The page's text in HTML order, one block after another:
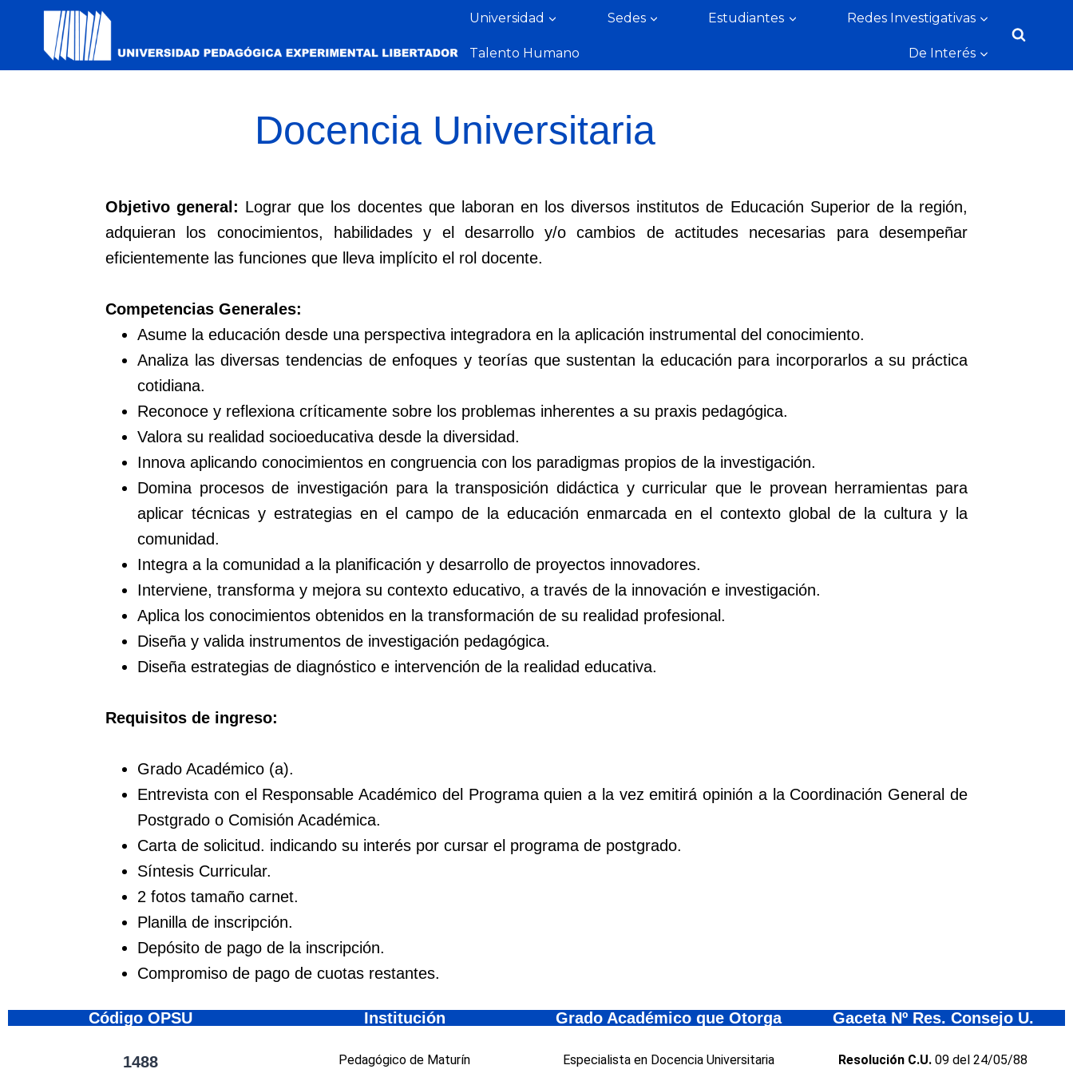
Universidad Sedes Estudiantes Redes Investigativas
Talento Humano De Interés
Docencia Universitaria
Objetivo general: Lograr que los docentes que laboran en los diversos institutos de Educación Superior de la región,
adquieran los conocimientos, habilidades y el desarrollo y/o cambios de actitudes necesarias para desempeñar
eficientemente las funciones que lleva implícito el rol docente.
Competencias Generales:
Asume la educación desde una perspectiva integradora en la aplicación instrumental del conocimiento.
Analiza las diversas tendencias de enfoques y teorías que sustentan la educación para incorporarlos a su práctica
cotidiana.
Reconoce y reflexiona críticamente sobre los problemas inherentes a su praxis pedagógica.
Valora su realidad socioeducativa desde la diversidad.
Innova aplicando conocimientos en congruencia con los paradigmas propios de la investigación.
Domina procesos de investigación para la transposición didáctica y curricular que le provean herramientas para
aplicar técnicas y estrategias en el campo de la educación enmarcada en el contexto global de la cultura y la
comunidad.
Integra a la comunidad a la planificación y desarrollo de proyectos innovadores.
Interviene, transforma y mejora su contexto educativo, a través de la innovación e investigación.
Aplica los conocimientos obtenidos en la transformación de su realidad profesional.
Diseña y valida instrumentos de investigación pedagógica.
Diseña estrategias de diagnóstico e intervención de la realidad educativa.
Requisitos de ingreso:
Grado Académico (a).
Entrevista con el Responsable Académico del Programa quien a la vez emitirá opinión a la Coordinación General de
Postgrado o Comisión Académica.
Carta de solicitud. indicando su interés por cursar el programa de postgrado.
Síntesis Curricular.
2 fotos tamaño carnet.
Planilla de inscripción.
Depósito de pago de la inscripción.
Compromiso de pago de cuotas restantes.
Código OPSU
1488
Institución
Pedagógico de Maturín
Grado Académico que Otorga
Especialista en Docencia Universitaria
Gaceta Nº Res. Consejo U.
Resolución C.U. 09 del 24/05/88